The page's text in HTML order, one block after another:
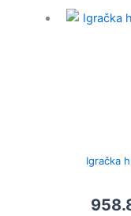
Igračka